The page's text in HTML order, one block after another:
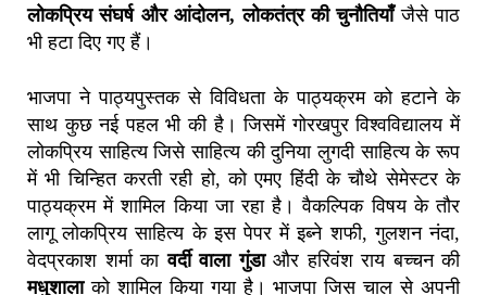
लोकप्रिय संघर्ष और आंदोलन, लोकतंत्र की चुनौतियाँजैसे पाठ
भी हटा दिए गए हैं।
भाजपा ने पाठ्यपुस्तक से विविधता के पाठ्यक्रम को हटाने के
साथ कुछ नई पहल भी की है। जिसमें गोरखपुर विश्वविद्यालय में
लोकप्रिय साहित्य जिसे साहित्य की दुनिया लुगदी साहित्य के रूप
में भी चिन्हित करती रही हो, को एमए हिंदी के चौथे सेमेस्टर के
पाठ्यक्रम में शामिल किया जा रहा है। वैकल्पिक विषय के तौर
लागू लोकप्रिय साहित्य के इस पेपर में इब्ने शफी, गुलशन नंदा,
वेदप्रकाश शर्मा कावर्दी वाला गुंडा और हरिवंश राय बच्चन की
मधुशालाको शामिल किया गया है। भाजपा जिस चाल से अपनी